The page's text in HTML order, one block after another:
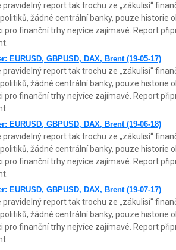
pravidelný report tak trochu ze „zákulisí“
žádné centrální banky, pouze historie
pro finanční trhy nejvíce zajímavé. Report
EURUSD, GBPUSD, DAX, Brent (19-05-17)
pravidelný report tak trochu ze „zákulisí“
žádné centrální banky, pouze historie
pro finanční trhy nejvíce zajímavé. Report
EURUSD, GBPUSD, DAX, Brent (19-06-18)
pravidelný report tak trochu ze „zákulisí“
žádné centrální banky, pouze historie
pro finanční trhy nejvíce zajímavé. Report
EURUSD, GBPUSD, DAX, Brent (19-07-17)
pravidelný report tak trochu ze „zákulisí“
žádné centrální banky, pouze historie
pro finanční trhy nejvíce zajímavé. Report